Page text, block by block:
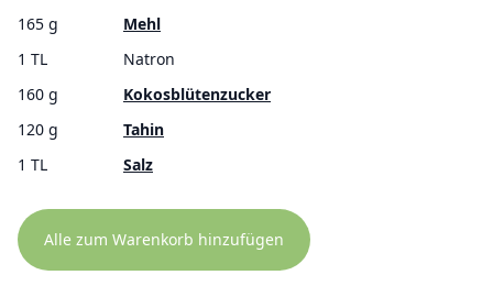
165 g
Mehl
1 TL
Natron
160 g
Kokosblütenzucker
120 g
Tahin
1 TL
Salz
Alle zum Warenkorb hinzufügen